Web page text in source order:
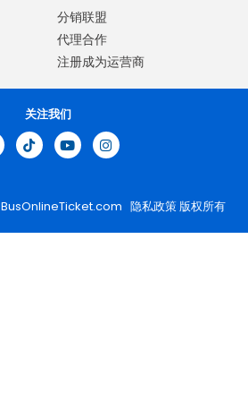
分销联盟
代理合作
注册成为运营商
BusOnlineTicket.com 隐私政策版权所有
关注我们